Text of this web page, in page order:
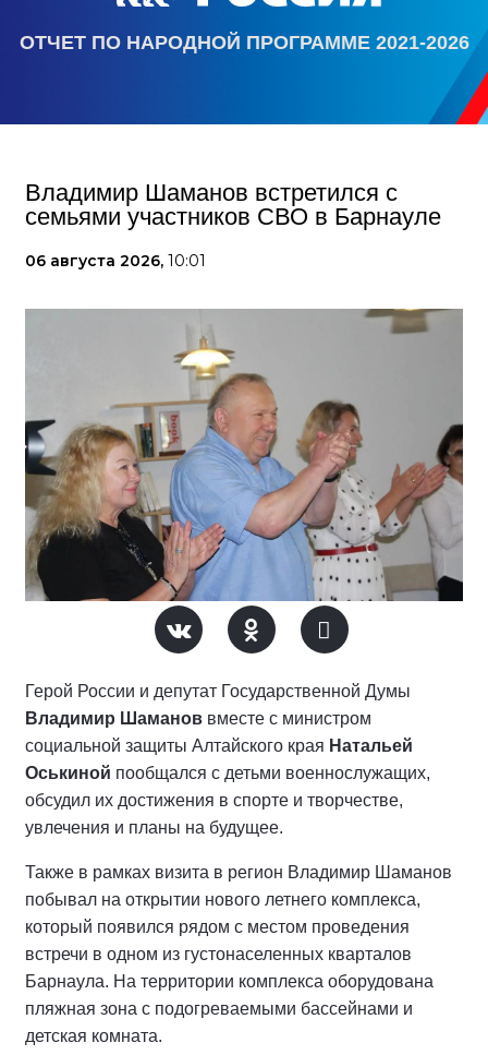
ОТЧЕТ ПО НАРОДНОЙ ПРОГРАММЕ 2021-2026
Владимир Шаманов встретился с
семьями участников СВО в Барнауле
06 августа 2026, 10:01
Герой России и депутат Государственной Думы
Владимир Шаманов вместе с министром
социальной защиты Алтайского края Натальей
Оськиной пообщался с детьми военнослужащих,
обсудил их достижения в спорте и творчестве,
увлечения и планы на будущее.
Также в рамках визита в регион Владимир Шаманов
побывал на открытии нового летнего комплекса,
который появился рядом с местом проведения
встречи в одном из густонаселенных кварталов
Барнаула. На территории комплекса оборудована
пляжная зона с подогреваемыми бассейнами и
детская комната.